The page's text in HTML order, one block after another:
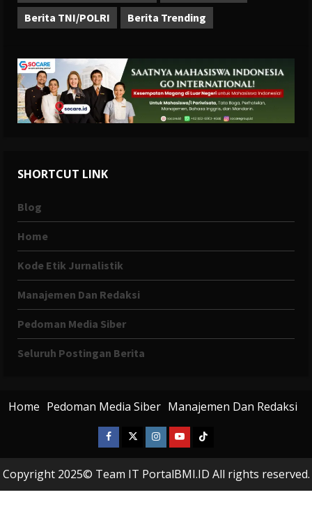
Berita TNI/POLRI
Berita Trending
SHORTCUT LINK
Blog
Home
Kode Etik Jurnalistik
Manajemen Dan Redaksi
Pedoman Media Siber
Seluruh Postingan Berita
Home Pedoman Media Siber Manajemen Dan Redaksi
Facebook
X
Instagram
YoutubeTiktok
Copyright 2025© Team IT PortalBMI.ID All rights reserved.